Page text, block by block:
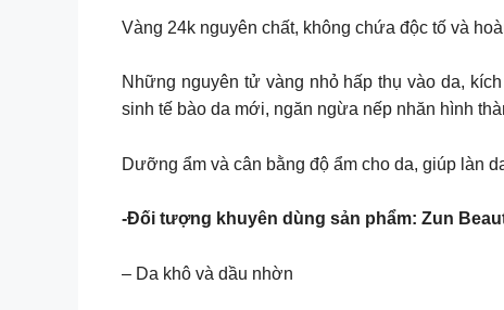
Vàng 24k nguyên chất, không chứa độc tố và
Những nguyên tử vàng nhỏ hấp thụ vào da,
sinh tế bào da mới, ngăn ngừa nếp nhăn hình
Dưỡng ẩm và cân bằng độ ẩm cho da, giúp làn
-Đối tượng khuyên dùng sản phẩm: Zun
– Da khô và dầu nhờn